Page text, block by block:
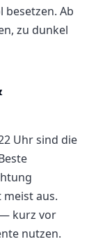
besetzen. Ab
zu dunkel
Uhr sind die
aus.
kurz vor
nutzen.